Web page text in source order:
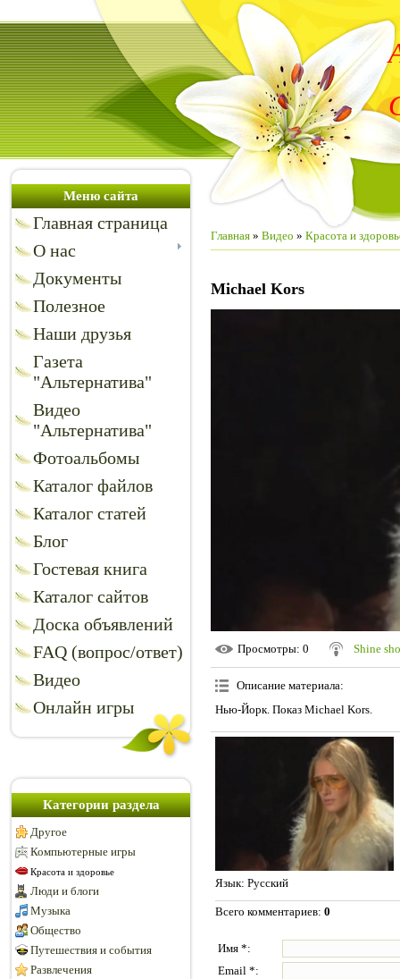
Меню сайта
Главная страница
О нас
Документы
Полезное
Наши друзья
Газета
"Альтернатива"
Видео
"Альтернатива"
Фотоальбомы
Каталог файлов
Каталог статей
Блог
Гостевая книга
Каталог сайтов
Доска объявлений
FAQ (вопрос/ответ)
Видео
Онлайн игры
Категории раздела
Другое
Компьютерные игры
Красота и здоровье
Люди и блоги
Музыка
Общество
Путешествия и события
Развлечения
Главная » Видео » Красота и
Michael Kors
Просмотры: 0 Shine
Описание материала:
Нью-Йорк. Показ Michael Kors.
Язык: Русский
Всего комментариев: 0
Имя *:
Email *: